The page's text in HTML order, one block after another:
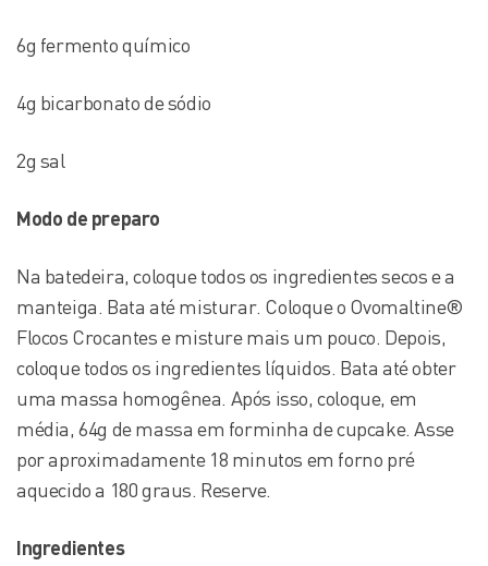
6g fermento químico
4g bicarbonato de sódio
2g sal
Modo de preparo
Na batedeira, coloque todos os ingredientes secos e a
manteiga. Bata até misturar. Coloque o Ovomaltine®
Flocos Crocantes e misture mais um pouco. Depois,
coloque todos os ingredientes líquidos. Bata até obter
uma massa homogênea. Após isso, coloque, em
média, 64g de massa em forminha de cupcake. Asse
por aproximadamente 18 minutos em forno pré
aquecido a 180 graus. Reserve.
Ingredientes